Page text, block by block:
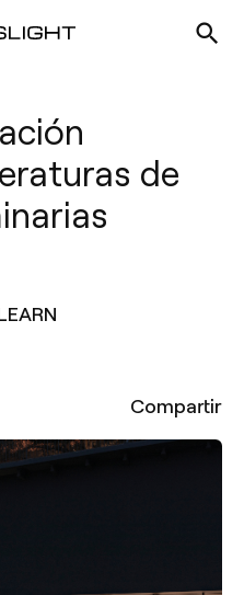
de
Compartir